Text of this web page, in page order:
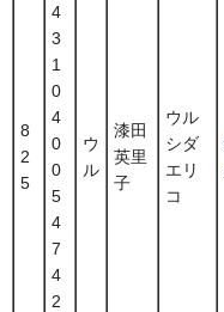
8
2
5
4
3
1
0
4
0
0
5
4
7
4
2
ウ
ル
漆田
英里
子
ウル
シダ
エリ
コ